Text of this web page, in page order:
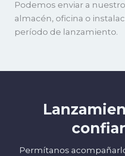
Podemos enviar a
almacén, oficina o
período de lanzamiento.
Permítanos